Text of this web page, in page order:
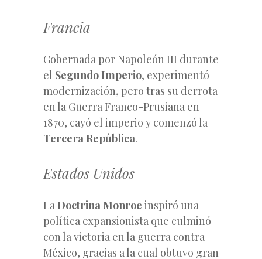
Francia
Gobernada por Napoleón III durante
el Segundo Imperio, experimentó
modernización, pero tras su derrota
en la Guerra Franco-Prusiana en
1870, cayó el imperio y comenzó la
Tercera República.
Estados Unidos
La Doctrina Monroe inspiró una
política expansionista que culminó
con la victoria en la guerra contra
México, gracias a la cual obtuvo gran